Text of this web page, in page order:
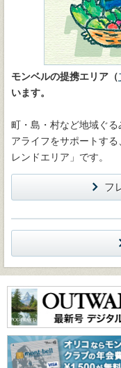
モンベルの提携エリア（
います。
町・島・村など地域ぐ
アライフをサポートす
レンドエリア」です。
フ